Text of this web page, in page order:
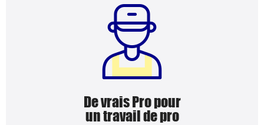
De vrais Pro pour
un travail de pro